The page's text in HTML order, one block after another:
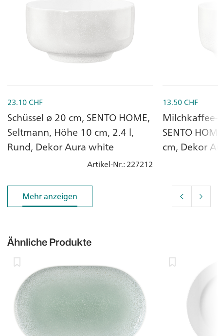
23.10CHF
Schüssel ø 20 cm, SENTO HOME,
Seltmann, Höhe 10 cm, 2.4 l,
Rund, Dekor Aura white
Artikel-Nr.: 227212
13.50CHF
SENTO
cm, Dekor
Mehr anzeigen
Mehr anzeigen
Ähnliche Produkte